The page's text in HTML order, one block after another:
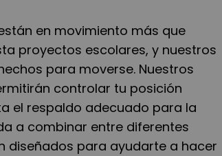
en movimiento más que
proyectos escolares, y nuestros
para moverse. Nuestros
controlar tu posición
el respaldo adecuado para la
a combinar entre diferentes
diseñados para ayudarte a hacer